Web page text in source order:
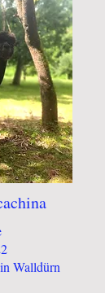
Walldürn